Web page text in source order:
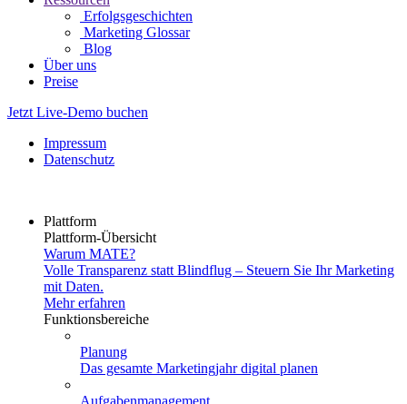
Erfolgsgeschichten
Marketing Glossar
Blog
Über uns
Preise
Jetzt Live-Demo buchen
Impressum
Datenschutz
Plattform
Plattform-Übersicht
Warum MATE?
Volle Transparenz statt Blindflug – Steuern Sie Ihr Marketing
mit Daten.
Mehr erfahren
Funktionsbereiche
Planung
Das gesamte Marketingjahr digital planen
Aufgabenmanagement